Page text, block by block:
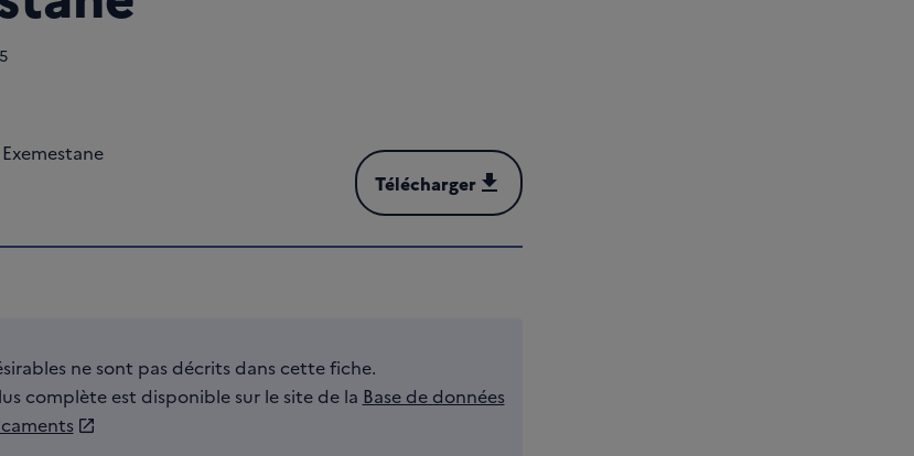
Télécharger
Télécharger (PDF - 559 kB)
ne sont pas décrits dans cette fiche.
complète est disponible sur le site de la Base de données